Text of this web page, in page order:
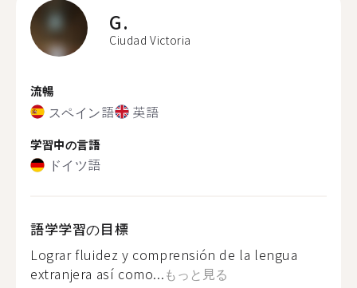
G.
Ciudad Victoria
流暢
スペイン語 英語
学習中の言語
ドイツ語
語学学習の目標
Lograr fluidez y comprensión de la lengua
extranjera así como...もっと見る